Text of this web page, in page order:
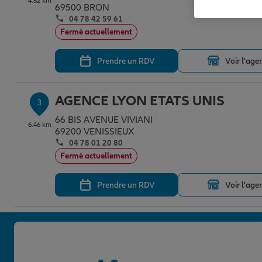
69500 BRON
04 78 42 59 61
Fermé actuellement
Prendre un RDV Voir
3
6.46 km
AGENCE LYON ETATS UNIS
66 BIS AVENUE VIVIANI
69200 VENISSIEUX
04 78 01 20 80
Fermé actuellement
Prendre un RDV Voir
AGENCE DECINES CHARPIEU